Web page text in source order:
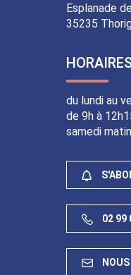
Esplanade
35235
du lundi au
de 9h à
samedi
02 99